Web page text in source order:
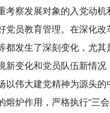
考察发展对象的入党动
员教育管理。在深化
都发生了深刻变化，尤
新变化和党员队伍新情
伟大建党精神为源头
炉作用，严格执行“三